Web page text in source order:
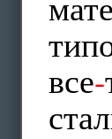
все-